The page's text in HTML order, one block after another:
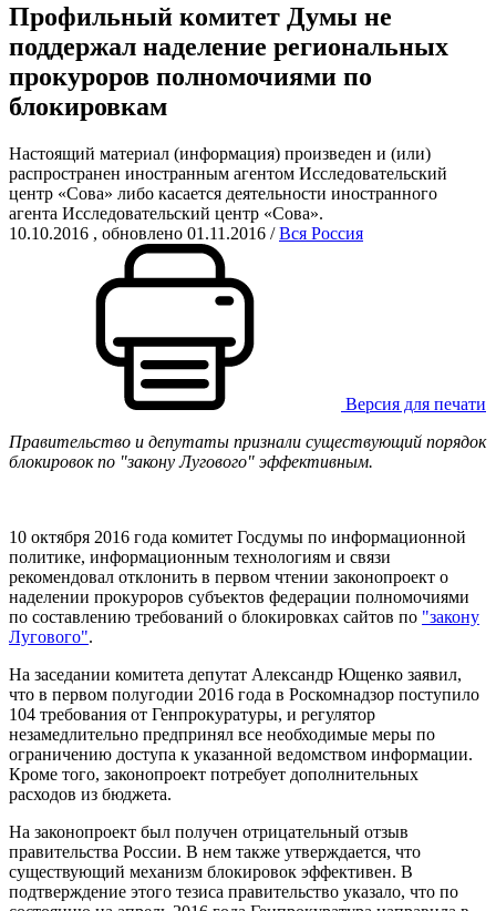
Профильный комитет Думы не
поддержал наделение региональных
прокуроров полномочиями по
блокировкам
Настоящий материал (информация) произведен и (или)
распространен иностранным агентом Исследовательский
центр «Сова» либо касается деятельности иностранного
агента Исследовательский центр «Сова».
10.10.2016 , обновлено 01.11.2016 /Вся Россия
Версия для печати
Правительство и депутаты признали существующий порядок
блокировок по "закону Лугового" эффективным.
10 октября 2016 года комитет Госдумы по информационной
политике, информационным технологиям и связи
рекомендовал отклонить в первом чтении законопроект о
наделении прокуроров субъектов федерации полномочиями
по составлению требований о блокировках сайтов по "закону
Лугового".
На заседании комитета депутат Александр Ющенко заявил,
что в первом полугодии 2016 года в Роскомнадзор поступило
104 требования от Генпрокуратуры, и регулятор
незамедлительно предпринял все необходимые меры по
ограничению доступа к указанной ведомством информации.
Кроме того, законопроект потребует дополнительных
расходов из бюджета.
На законопроект был получен отрицательный отзыв
правительства России. В нем также утверждается, что
существующий механизм блокировок эффективен. В
подтверждение этого тезиса правительство указало, что по